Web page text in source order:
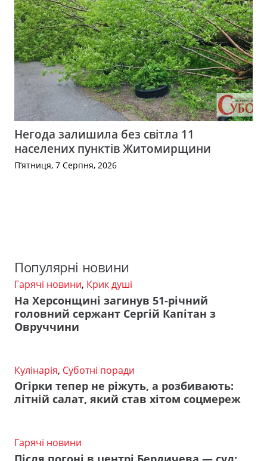
Негода залишила без світла 11
населених пунктів Житомирщини
П’ятниця, 7 Серпня, 2026
Популярні новини
Гарячі новини, Крик душі
На Херсонщині загинув 51-річний
головний сержант Сергій Капітан з
Овруччини
Кулінарія, Суботні поради
Огірки тепер не ріжуть, а розбивають:
літній салат, який став хітом соцмереж
Гарячі новини